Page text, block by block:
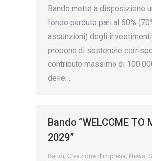
Bando mette a disposizione
fondo perduto pari al 60%
assunzioni) degli investimenti
propone di sostenere
contributo massimo di
delle…
Bando “WELCOME TO
2029”
Bandi, Creazione d’impresa, News,